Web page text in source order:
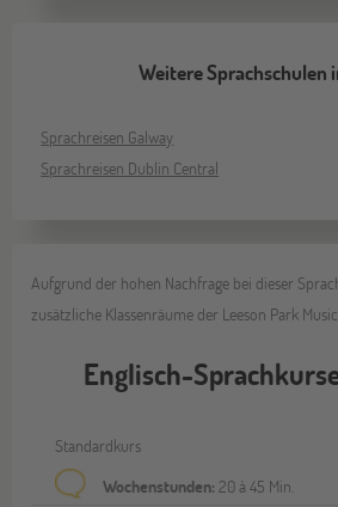
Weitere Sprachschulen
Sprachreisen Galway
Sprachreisen Dublin Central
Aufgrund der hohen Nachfrage bei dieser
zusätzliche Klassenräume der Leeson Park
Englisch-
Standardkurs
Wochenstunden: 20 à 45 Min.